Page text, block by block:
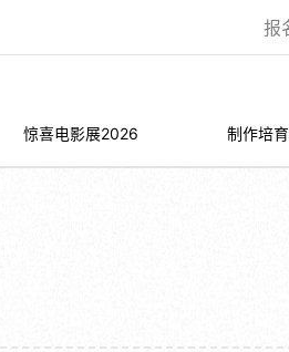
报
惊喜电影展2026 制作培育